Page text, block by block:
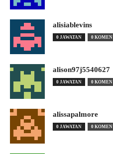
alisiablevins
0 JAWATAN 0 KOMEN
alison97j5540627
0 JAWATAN 0 KOMEN
alissapalmore
0 JAWATAN 0 KOMEN